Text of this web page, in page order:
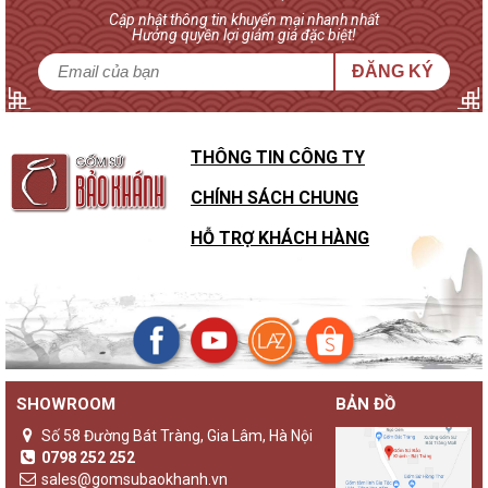
Sự khác biệt của đèn gốm Bảo Khánh với các loại đèn ngủ
khác
Không chỉ là một sản phẩm đèn ngủ thông thường,đèn gốm
Bảo Khánhluôn là những sản phẩm độc bản, lưu giữ giá trị
Cập nhật thông tin khuyến mại nhanh nhất
Hưởng quyền lợi giảm giá đặc biệt!
ĐĂNG KÝ
THÔNG TIN CÔNG TY
CHÍNH SÁCH CHUNG
HỖ TRỢ KHÁCH HÀNG
SHOWROOM
Số 58 Đường Bát Tràng, Gia Lâm, Hà Nội
0798 252 252
sales@gomsubaokhanh.vn
BẢN ĐỒ